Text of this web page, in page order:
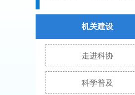
机关建设
走进科协
科学普及